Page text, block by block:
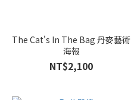
The Cat's In The Bag 丹麥藝術
海報
NT$2,100